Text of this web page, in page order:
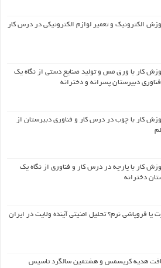
الکترونیک و تعمیر لوازم الکترونیکی در درس کار
کار با ورق مس و تولید صنایع دستی از نگاه یک
دبیرستان پسرانه و دخترانه
کار با چوب در درس کار و فناوری دبیرستان از
کار با پارچه در درس کار و فناوری از نگاه یک
دخترانه
یا فروپاشی نرم؟ تحلیل امنیتی آینده ولایت در ایران
هدیه کریسمس و هشتمین سالگرد تاسیس